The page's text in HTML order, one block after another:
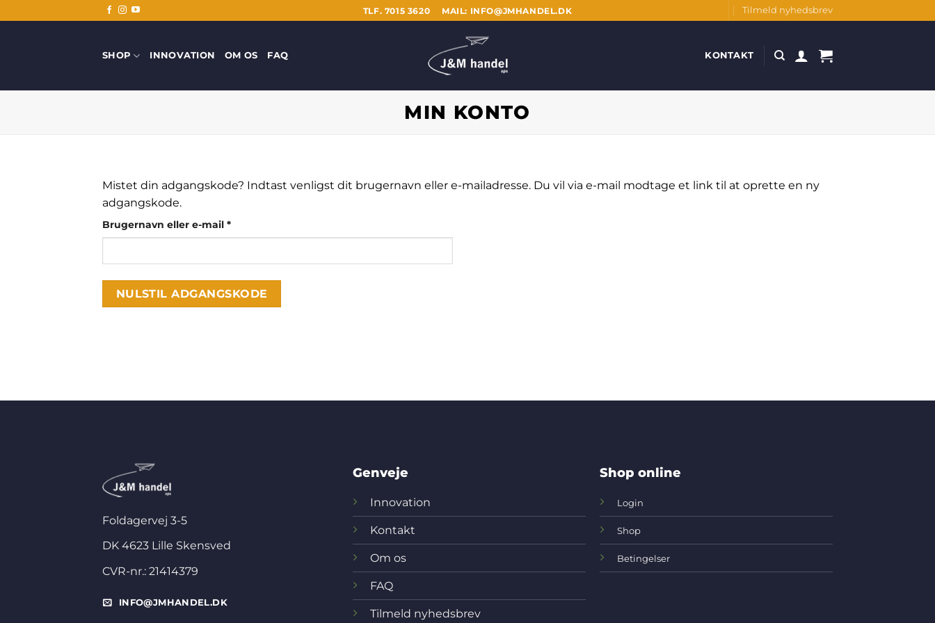
til
TLF. 7015 3620 MAIL: INFO@JMHANDEL.DK Tilmeld nyhedsbrev
SHOP INNOVATION OM OS FAQ KONTAKT
MIN KONTO
Mistet din adgangskode? Indtast venligst dit brugernavn eller e-mailadresse. Du vil via e-mail modtage et link til at oprette en ny
adgangskode.
Brugernavn eller e-mail *Påkrævet
NULSTIL ADGANGSKODE
Foldagervej 3-5
DK 4623 Lille Skensved
CVR-nr.: 21414379
INFO@JMHANDEL.DK
Genveje
Innovation
Kontakt
Om os
FAQ
Tilmeld nyhedsbrev
Shop online
Login
Shop
Betingelser